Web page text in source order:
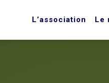
L’association Le